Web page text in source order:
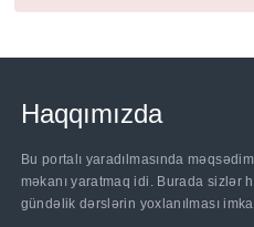
Haqqımızda
Bu portalı yaradılmasında
məkanı yaratmaq idi. Burada sizlər
gündəlik dərslərin yoxlanılması